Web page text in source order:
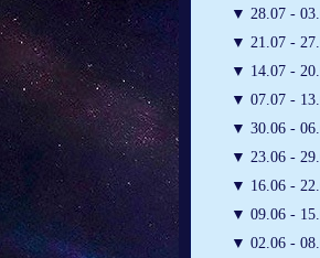
▼ 28.07 -
▼ 21.07 -
▼ 14.07 -
▼ 07.07 -
▼ 30.06 -
▼ 23.06 -
▼ 16.06 -
▼ 09.06 -
▼ 02.06 -